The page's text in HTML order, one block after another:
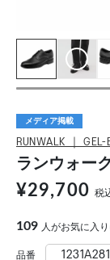
メディア掲載
RUNWALK ｜ GEL-
ランウォー
¥29,700 税
109 人がお気に入
品番